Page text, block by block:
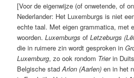
[Voor de eigenwijze (of onwetende, of
Nederlander: Het Luxemburgs is niet
echte taal. Met eigen grammatica, met
woorden. LuxemburgsofLetzeburgs
die in ruimere zin wordt gesproken in
Luxemburg, zo ook rondom Trierin
Belgische stadArlon (Aarlen)en in het